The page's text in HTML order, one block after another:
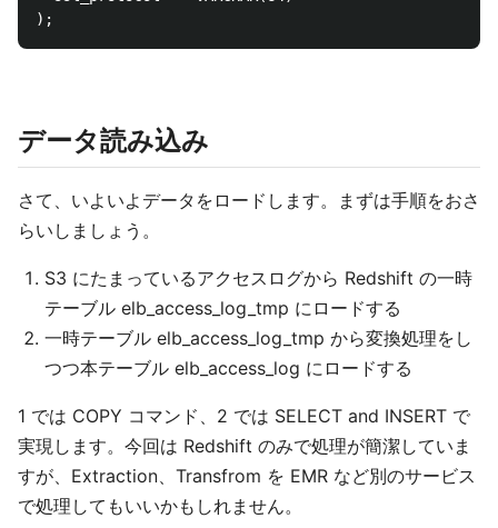
データ読み込み
さて、いよいよデータをロードします。まずは手順をおさ
らいしましょう。
S3 にたまっているアクセスログから Redshift の一時
テーブル elb_access_log_tmp にロードする
一時テーブル elb_access_log_tmp から変換処理をし
つつ本テーブル elb_access_log にロードする
1 では COPY コマンド、2 では SELECT and INSERT で
実現します。今回は Redshift のみで処理が簡潔していま
すが、Extraction、Transfrom を EMR など別のサービス
で処理してもいいかもしれません。